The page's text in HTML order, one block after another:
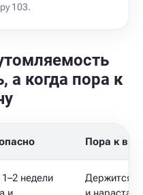
103.
когда пора к
Пора к
недели
Держится